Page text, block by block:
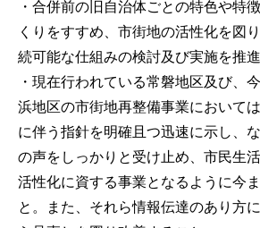
・合併前の旧自治体ごとの特色や特
くりをすすめ、市街地の活性化を図
続可能な仕組みの検討及び実施を推
・現在行われている常磐地区及び、
浜地区の市街地再整備事業において
に伴う指針を明確且つ迅速に示し、
の声をしっかりと受け止め、市民生
活性化に資する事業となるように今
と。また、それら情報伝達のあり方